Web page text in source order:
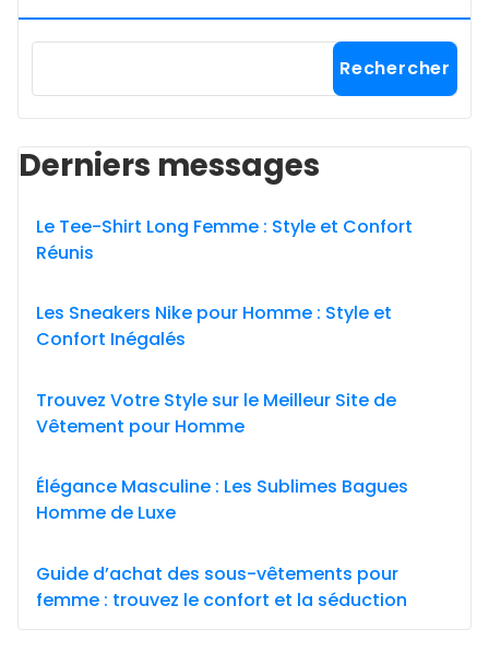
Rechercher
Derniers messages
Le Tee-Shirt Long Femme : Style et Confort
Réunis
Les Sneakers Nike pour Homme : Style et
Confort Inégalés
Trouvez Votre Style sur le Meilleur Site de
Vêtement pour Homme
Élégance Masculine : Les Sublimes Bagues
Homme de Luxe
Guide d’achat des sous-vêtements pour
femme : trouvez le confort et la séduction